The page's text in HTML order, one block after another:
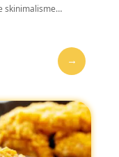
skinimalisme…